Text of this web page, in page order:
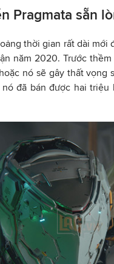
Pragmata sẵn
thời gian rất dài mới
năm 2020. Trước
nó sẽ gây thất vọng
đã bán được hai